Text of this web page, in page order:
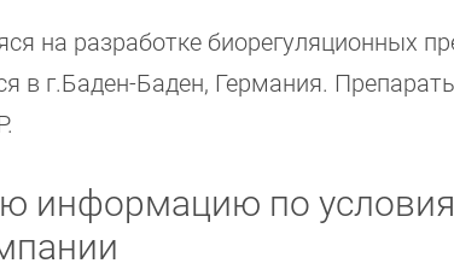
на разработке биорегуляционных
в г.Баден-Баден, Германия.
информацию по